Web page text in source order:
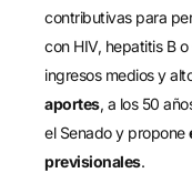
contributivas para
con HIV, hepatitis B
ingresos medios y
aportes, a los 50
el Senado y propone
previsionales.